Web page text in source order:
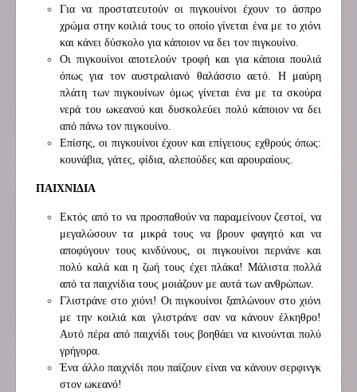
Για να προστατευτούν οι πιγκουίνοι έχουν το άσπρο
χρώμα στην κοιλιά τους το οποίο γίνεται ένα με το χιόνι
και κάνει δύσκολο για κάποιον να δει τον πιγκουίνο.
Οι πιγκουίνοι αποτελούν τροφή και για κάποια πουλιά
όπως για τον αυστραλιανό θαλάσσιο αετό. Η μαύρη
πλάτη των πιγκουίνων όμως γίνεται ένα με τα σκούρα
νερά του ωκεανού και δυσκολεύει πολύ κάποιον να δει
από πάνω τον πιγκουίνο.
Επίσης, οι πιγκουίνοι έχουν και επίγειους εχθρούς όπως:
κουνάβια, γάτες, φίδια, αλεπούδες και αρουραίους.
ΠΑΙΧΝΙΔΙΑ
Εκτός από το να προσπαθούν να παραμείνουν ζεστοί, να
μεγαλώσουν τα μικρά τους να βρουν φαγητό και να
αποφύγουν τους κινδύνους, οι πιγκουίνοι περνάνε και
πολύ καλά και η ζωή τους έχει πλάκα! Μάλιστα πολλά
από τα παιχνίδια τους μοιάζουν με αυτά των ανθρώπων.
Γλιστράνε στο χιόνι! Οι πιγκουίνοι ξαπλώνουν στο χιόνι
με την κοιλιά και γλιστράνε σαν να κάνουν έλκηθρο!
Αυτό πέρα από παιχνίδι τους βοηθάει να κινούνται πολύ
γρήγορα.
Ένα άλλο παιχνίδι που παίζουν είναι να κάνουν σερφινγκ
στον ωκεανό!